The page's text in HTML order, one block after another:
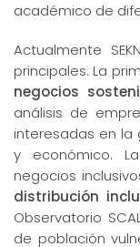
académico de
Actualmente
principales: La
negocios
análisis de
interesadas en la
y económico.
negocios
distribución
Observatorio
de población